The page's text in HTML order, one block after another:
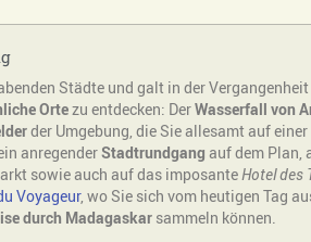
Städte und galt in der
Ortezu entdecken: DerWasserfall von
der Umgebung, die Sie allesamt auf
anregenderStadtrundgang auf dem Plan,
sowie auch auf das imposanteHotel des
Voyageur, wo Sie sich vom heutigen Tag
durch Madagaskar sammeln können.